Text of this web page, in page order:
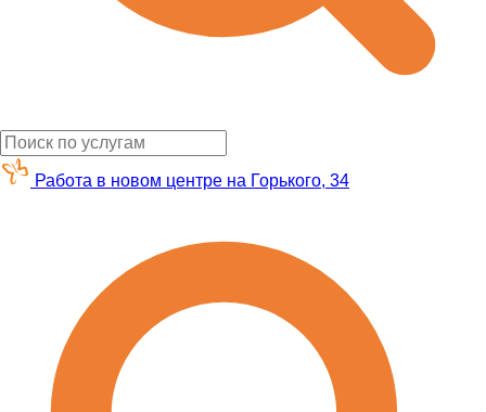
Работа в новом центре на Горького, 34